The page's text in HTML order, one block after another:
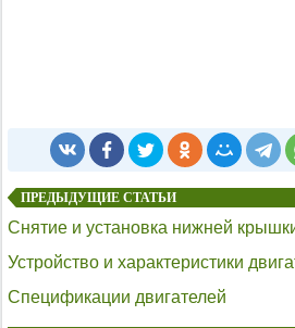
ПРЕДЫДУЩИЕ СТАТЬИ
Снятие и установка нижней
Устройство и характеристики
Спецификации двигателей